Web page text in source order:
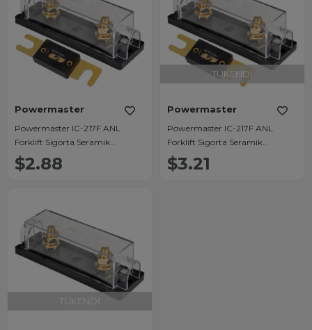
Powermaster
Powermaster IC-217F ANL
Forklift Sigorta Seramik
350Amper
$2.88
TÜKENDI
Powermaster
Powermaster IC-217F ANL
Forklift Sigorta Seramik
500Amper
$3.21
TÜKENDI